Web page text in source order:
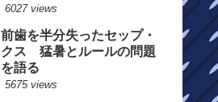
総合順位死守に
6027 views
前歯を半分失ったセップ・
クス 猛暑とルールの問題
を語る
5675 views